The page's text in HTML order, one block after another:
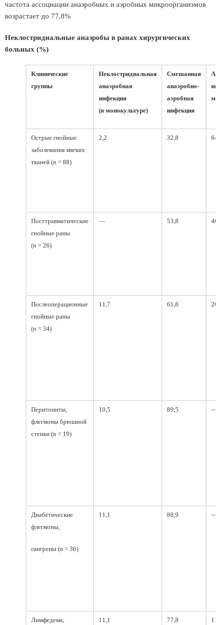
частота ассоциации анаэробных и аэробных микроорганизмов
возрастает до 77,8%
Неклостридиальные анаэробы в ранах хирургических
больных (%)
Клинические
группы
Неклостридиальная
анаэробная
инфекция
(в монокультуре)
Смешанная
анаэробно-
аэробная
инфекция
Острые гнойные
заболевания мягких
тканей (n = 88)
2,2 32,8
Посттравматические
гнойные раны
(n = 26)
— 53,8
Послеоперационные
гнойные раны
(n = 34)
11,7 61,8
Перитониты,
флегмоны брюшной
стенки (n = 19)
10,5 89,5 —
Диабетические
флегмоны,
гангрены (n = 36)
11,1 88,9 —
Лимфедема,
11,1 77,8